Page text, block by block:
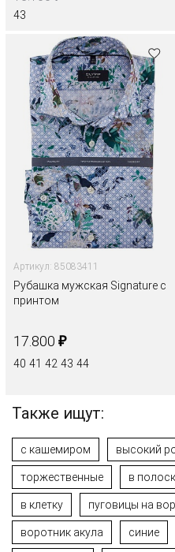
43
Артикул: 85083411
Рубашка мужская Signature с
принтом
17.800 ₽
40 41 42 43 44
Также ищут:
с кашемиром высокий
торжественные в
в клетку пуговицы на
воротник акула синие